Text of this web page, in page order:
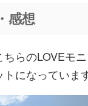
感想
ちらのLOVEモ
になっています